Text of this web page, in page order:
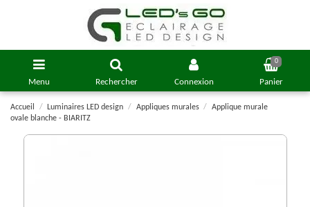
Menu Rechercher Connexion
0
Panier
Accueil Luminaires LED design Appliques murales
Applique murale
ovale blanche - BIARITZ